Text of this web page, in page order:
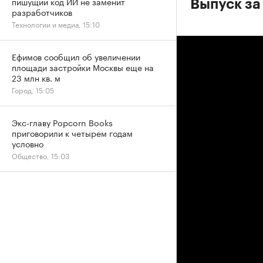
Выпуск
разработчиков
Технологии и медиа, 15:10
Ефимов сообщил об увеличении
площади застройки Москвы еще на
23 млн кв. м
Город, 15:05
Экс-главу Popcorn Books
приговорили к четырем годам
условно
Общество, 15:03